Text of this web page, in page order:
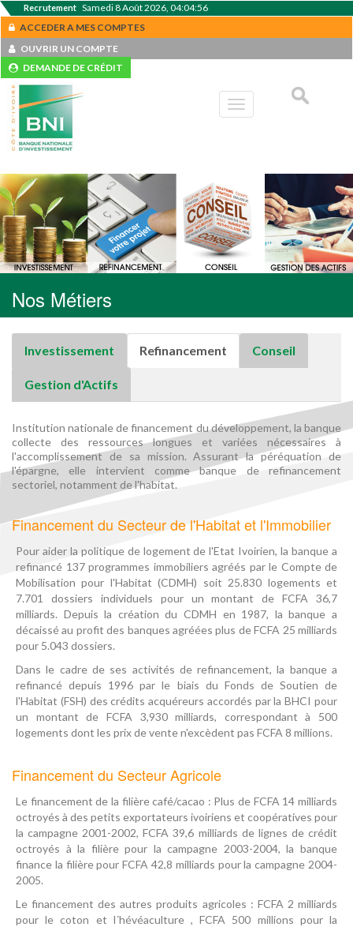
Recrutement Samedi 8 Août 2026, 04:04:57
ACCEDER A MES COMPTES
OUVRIR UN COMPTE
DEMANDE DE CRÉDIT
Toggle
navigation
Nos Métiers
Investissement Refinancement Conseil
Gestion d'Actifs
Institution nationale de financement du développement, la banque
collecte des ressources longues et variées nécessaires à
l'accomplissement de sa mission. Assurant la péréquation de
l'épargne, elle intervient comme banque de refinancement
sectoriel, notamment de l'habitat.
Financement du Secteur de l'Habitat et l'Immobilier
Pour aider la politique de logement de l'Etat Ivoirien, la banque a
refinancé 137 programmes immobiliers agréés par le Compte de
Mobilisation pour l'Habitat (CDMH) soit 25.830 logements et
7.701 dossiers individuels pour un montant de FCFA 36,7
milliards. Depuis la création du CDMH en 1987, la banque a
décaissé au profit des banques agréées plus de FCFA 25 milliards
pour 5.043 dossiers.
Dans le cadre de ses activités de refinancement, la banque a
refinancé depuis 1996 par le biais du Fonds de Soutien de
l'Habitat (FSH) des crédits acquéreurs accordés par la BHCI pour
un montant de FCFA 3,930 milliards, correspondant à 500
logements dont les prix de vente n'excèdent pas FCFA 8 millions.
Financement du Secteur Agricole
Le financement de la filière café/cacao : Plus de FCFA 14 milliards
octroyés à des petits exportateurs ivoiriens et coopératives pour
la campagne 2001-2002, FCFA 39,6 milliards de lignes de crédit
octroyés à la filière pour la campagne 2003-2004, la banque
finance la filière pour FCFA 42,8 milliards pour la campagne 2004-
2005.
Le financement des autres produits agricoles : FCFA 2 milliards
pour le coton et l´hévéaculture , FCFA 500 millions pour la